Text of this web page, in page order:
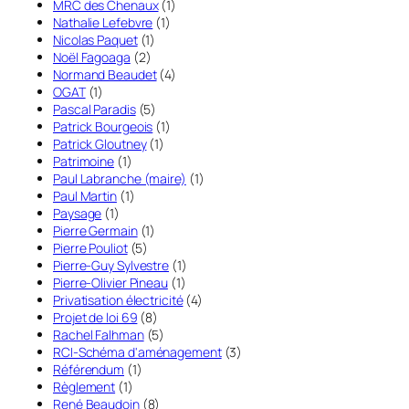
MRC des Chenaux(1)
Nathalie Lefebvre (1)
Nicolas Paquet(1)
Noël Fagoaga (2)
Normand Beaudet(4)
OGAT(1)
Pascal Paradis(5)
Patrick Bourgeois (1)
Patrick Gloutney(1)
Patrimoine (1)
Paul Labranche (maire) (1)
Paul Martin(1)
Paysage (1)
Pierre Germain(1)
Pierre Pouliot(5)
Pierre-Guy Sylvestre (1)
Pierre-Olivier Pineau(1)
Privatisation électricité(4)
Projet de loi 69 (8)
Rachel Falhman(5)
RCI-Schéma d'aménagement(3)
Référendum (1)
Règlement (1)
René Beaudoin(8)